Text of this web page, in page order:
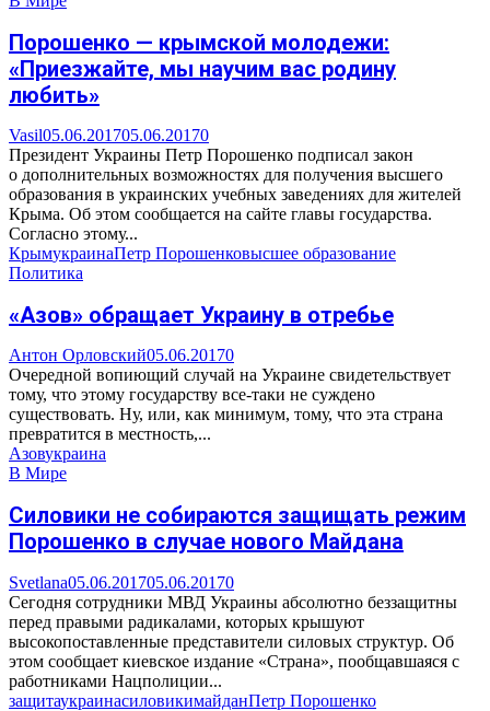
Порошенко — крымской молодежи:
«Приезжайте, мы научим вас родину
любить»
Vasil05.06.201705.06.20170
Президент Украины Петр Порошенко подписал закон
о дополнительных возможностях для получения высшего
образования в украинских учебных заведениях для жителей
Крыма. Об этом сообщается на сайте главы государства.
Согласно этому...
КрымукраинаПетр Порошенковысшее образование
Политика
«Азов» обращает Украину в отребье
Антон Орловский05.06.20170
Очередной вопиющий случай на Украине свидетельствует
тому, что этому государству все-таки не суждено
существовать. Ну, или, как минимум, тому, что эта страна
превратится в местность,...
Азовукраина
В Мире
Силовики не собираются защищать режим
Порошенко в случае нового Майдана
Svetlana05.06.201705.06.20170
Сегодня сотрудники МВД Украины абсолютно беззащитны
перед правыми радикалами, которых крышуют
высокопоставленные представители силовых структур. Об
этом сообщает киевское издание «Страна», пообщавшаяся с
работниками Нацполиции...
защитаукраинасиловикимайданПетр Порошенко